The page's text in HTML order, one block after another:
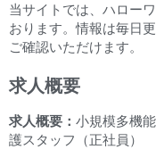
当サイトでは、ハロー
おります。情報は毎日
ご確認いただけます。
求人概要
求人概要： 小規模多機
護スタッフ（正社員）